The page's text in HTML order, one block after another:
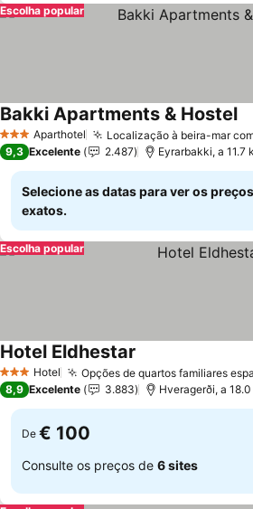
Escolha popular
3 EstrelasAparthotel Localização à beira-mar
Bakki Apartments & Hostel
9,3 Excelente 2.487 Eyrarbakki, a 11.7
Selecione as datas para ver os preços
exatos.
Escolha popular
3 EstrelasHotel Opções de quartos familiares
Hotel Eldhestar
8,9 Excelente 3.883 Hveragerði, a
De € 100
Consulte os preços de 6 sites